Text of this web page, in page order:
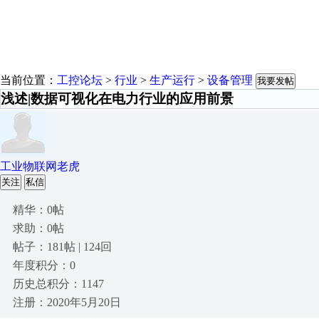
当前位置： 工控论坛 > 行业 > 生产运行 > 设备管理 我要发帖
浅述|数据可视化在电力行业的应用前景
工业物联网老虎
关注 私信
精华：0帖
求助：0帖
帖子：181帖 | 124回
年度积分：0
历史总积分：1147
注册：2020年5月20日